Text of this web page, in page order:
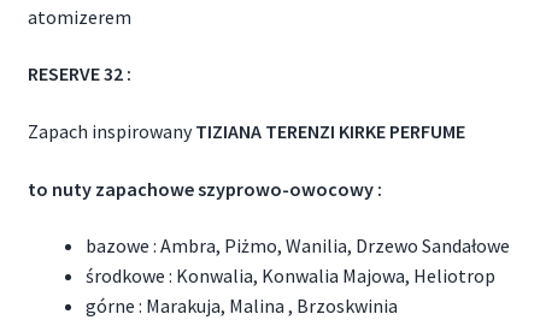
atomizerem
RESERVE 32 :
Zapach inspirowanyTIZIANA TERENZI KIRKE PERFUME
to nuty zapachowe szyprowo-owocowy :
bazowe : Ambra, Piżmo, Wanilia, Drzewo Sandałowe
środkowe : Konwalia, Konwalia Majowa, Heliotrop
górne : Marakuja, Malina , Brzoskwinia